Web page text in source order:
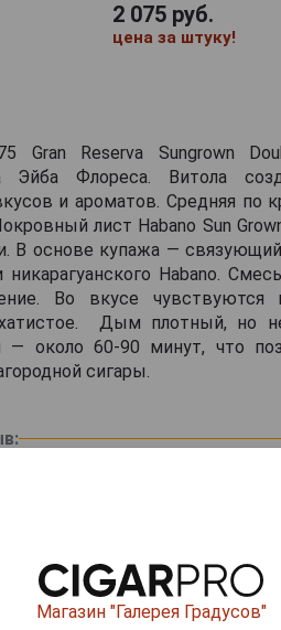
2 075руб.
цена за штуку!
Gran Reserva Sungrown
Эйба Флореса. Витола
и ароматов. Средняя по
лист Habano Sun
В основе купажа — связующий
Habano.
Во вкусе
Дым плотный, но
— около 60-90 минут, что
сигары.
Магазин "Галерея Градусов"